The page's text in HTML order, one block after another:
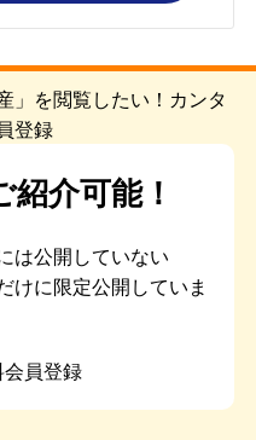
紹介可能！
は公開していない
けに限定公開していま